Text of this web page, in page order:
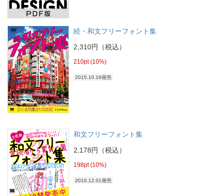
続・和文フリーフォント集
2,310円（税込）
210pt (10%)
2015.10.16発売
和文フリーフォント集
2,178円（税込）
198pt (10%)
2010.12.01発売